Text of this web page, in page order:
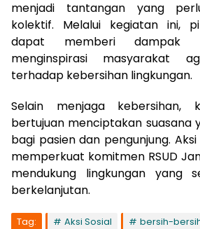
menjadi tantangan yang
kolektif. Melalui kegiatan ini,
dapat memberi dampak
menginspirasi masyarakat
terhadap kebersihan lingkungan.
Selain menjaga kebersihan,
bertujuan menciptakan suasana
bagi pasien dan pengunjung.
memperkuat komitmen RSUD
mendukung lingkungan yang
berkelanjutan.
Tag: Aksi Sosial
bersih-